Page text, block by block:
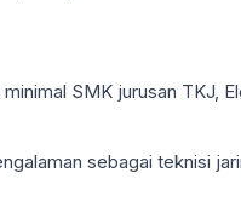
SMK jurusan TKJ,
sebagai teknisi